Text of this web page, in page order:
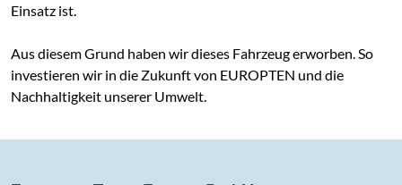
Einsatz ist.
Aus diesem Grund haben wir dieses Fahrzeug erworben. So
investieren wir in die Zukunft von EUROPTEN und die
Nachhaltigkeit unserer Umwelt.